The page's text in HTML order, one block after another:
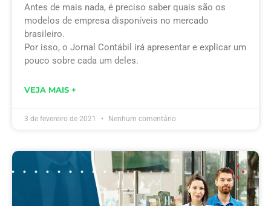
Antes de mais nada, é preciso saber quais são os
modelos de empresa disponíveis no mercado
brasileiro.
Por isso, o Jornal Contábil irá apresentar e explicar um
pouco sobre cada um deles.
VEJA MAIS +
3 de fevereiro de 2021 Nenhum comentário